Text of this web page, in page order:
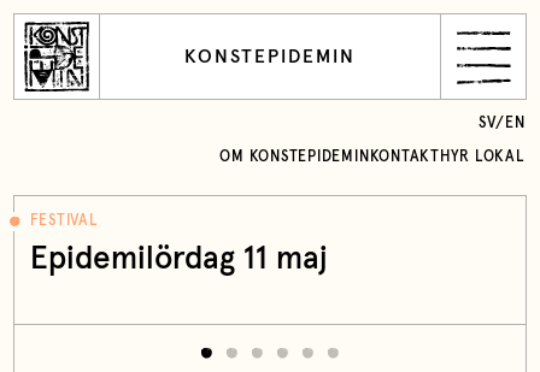
KONSTEPIDEMIN
OM KONSTEPIDEMIN KONTAKT HYR LOKAL
SV/ EN
FESTIVAL
Epidemilördag 11 maj